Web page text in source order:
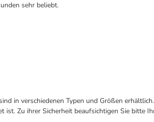
sehr beliebt.
in verschiedenen Typen und Größen
Zu ihrer Sicherheit beaufsichtigen Sie bitte